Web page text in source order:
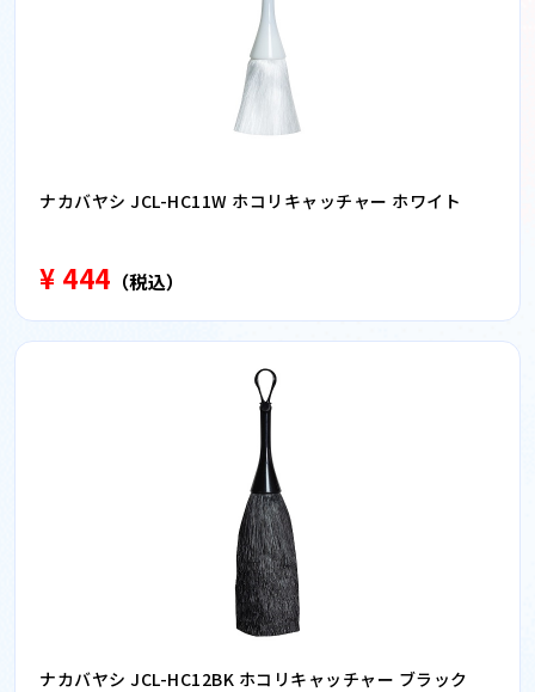
ナカバヤシ JCL-HC11W ホコリキャッチャー ホワイト
¥ 444 （税込）
ナカバヤシ JCL-HC12BK ホコリキャッチャー ブラック